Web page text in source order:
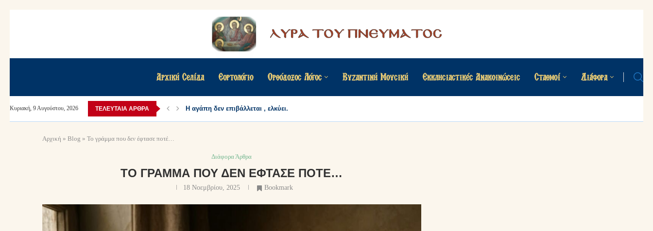
Αρχική Σελίδα Εορτολόγιο Ορθόδοξος Λόγος Βυζαντινή Μουσική Εκκλησιαστικές Ανακοινώσεις Σταθμοί Διάφορα
Κυριακή, 9 Αυγούστου, 2026 ΤΕΛΕΥΤΑΊΑ ΆΡΘΡΑ Η αγάπη δεν επιβάλλεται , ελκύει.
Αρχική » Blog » Το γράμμα που δεν έφτασε ποτέ…
Διάφορα Άρθρα
ΤΟ ΓΡΆΜΜΑ ΠΟΥ ΔΕΝ ΈΦΤΑΣΕ ΠΟΤΈ…
18 Νοεμβρίου, 2025 Bookmark